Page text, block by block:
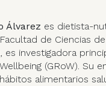
Álvarez es dietista-
de Ciencias
es investigadora
(GRoW). Su
alimentarios